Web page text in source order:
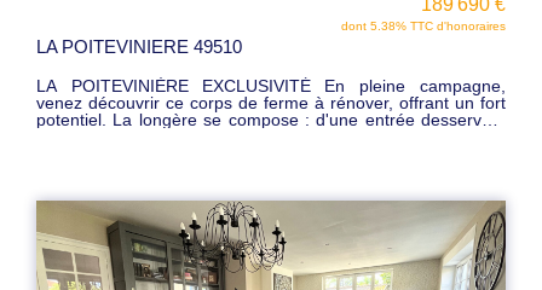
189 690 €
dont 5.38% TTC d'honoraires
LA POITEVINIERE 49510
LA POITEVINIÈRE EXCLUSIVITÉ En pleine campagne,
venez découvrir ce corps de ferme à rénover, offrant un fort
potentiel. La longère se compose : d'une entrée desservant
dépendances: bâtiment : 260 m², Idéal pour un projet
agricole, artisanal, de stockage ou de réhabilitation. Prix :
189690 euros FAI